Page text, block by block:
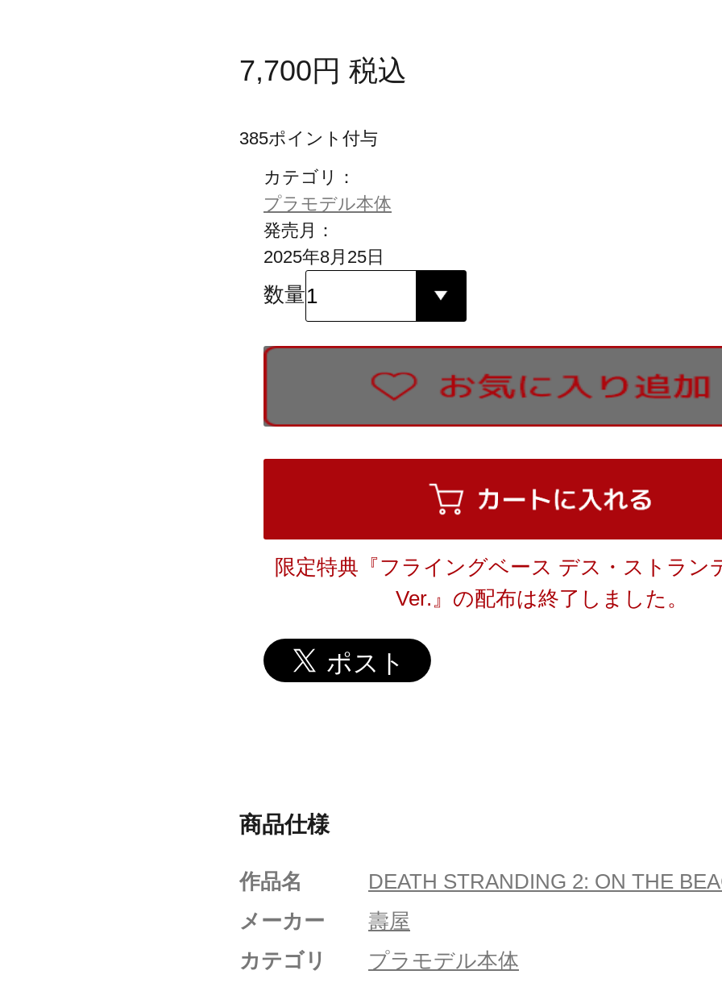
7,700円 税込
385ポイント付与
カテゴリ：
プラモデル本体
発売月：
2025年8月25日
数量
限定特典『フライングベース デス・ストラン
Ver.』の配布は終了しました。
商品仕様
作品名
DEATH STRANDING 2: ON THE
メーカー
壽屋
カテゴリ
プラモデル本体